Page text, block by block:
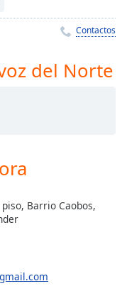
Contactos
del Norte
Barrio Caobos,